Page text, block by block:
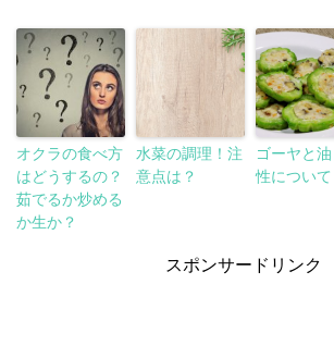
オクラの食べ方
はどうするの？
茹でるか炒める
か生か？
水菜の調理！注
意点は？
ゴーヤと
性について
スポンサードリンク